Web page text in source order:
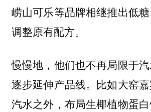
崂山可乐等品牌相继推出低糖
调整原有配方。
慢慢地，他们也不再局限于汽
逐步延伸产品线。比如大窑
汽水之外，布局生椰植物蛋